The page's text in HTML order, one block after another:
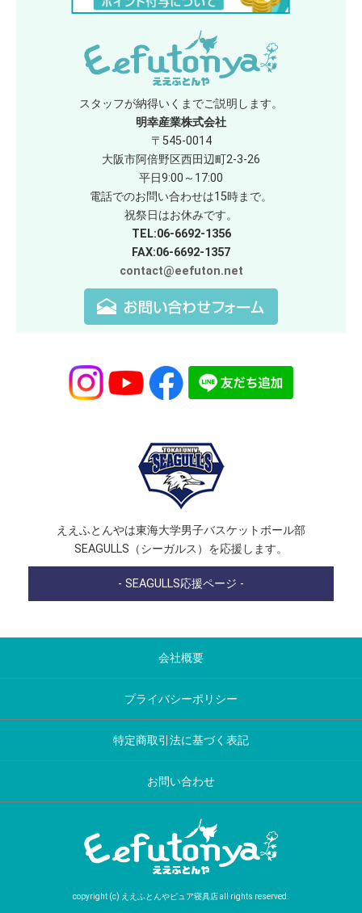
スタッフが納得いくまでご説明します。
明幸産業株式会社
〒545-0014
大阪市阿倍野区西田辺町2-3-26
平日9:00～17:00
電話でのお問い合わせは15時まで。
祝祭日はお休みです。
TEL:06-6692-1356
FAX:06-6692-1357
contact@eefuton.net
ええふとんやは東海大学男子バスケットボール部
SEAGULLS（シーガルス）を応援します。
- SEAGULLS応援ページ -
会社概要
プライバシーポリシー
特定商取引法に基づく表記
お問い合わせ
copyright (c) ええふとんやピュア寝具店 all rights reserved.